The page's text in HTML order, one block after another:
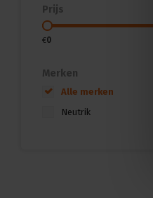
Prijs
€0
Merken
Alle merken
Neutrik